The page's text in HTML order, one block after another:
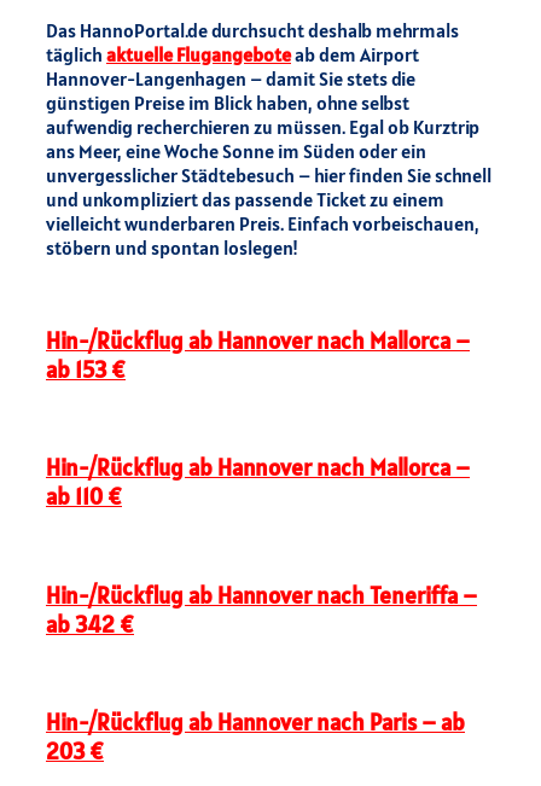
Das HannoPortal.de durchsucht deshalb mehrmals
täglich aktuelle Flugangeboteab dem Airport
Hannover-Langenhagen – damit Sie stets die
günstigen Preise im Blick haben, ohne selbst
aufwendig recherchieren zu müssen. Egal ob Kurztrip
ans Meer, eine Woche Sonne im Süden oder ein
unvergesslicher Städtebesuch – hier finden Sie schnell
und unkompliziert das passende Ticket zu einem
vielleicht wunderbaren Preis. Einfach vorbeischauen,
stöbern und spontan loslegen!
Hin-/Rückflug ab Hannover nach Mallorca –
ab 153 €
Hin-/Rückflug ab Hannover nach Mallorca –
ab 110 €
Hin-/Rückflug ab Hannover nach Teneriffa –
ab 342 €
Hin-/Rückflug ab Hannover nach Paris – ab
203 €